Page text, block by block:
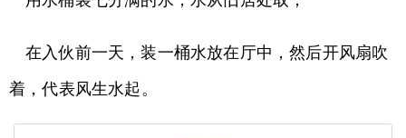
在入伙前一天，装一桶水放在厅中，然后开风扇吹
着，代表风生水起。